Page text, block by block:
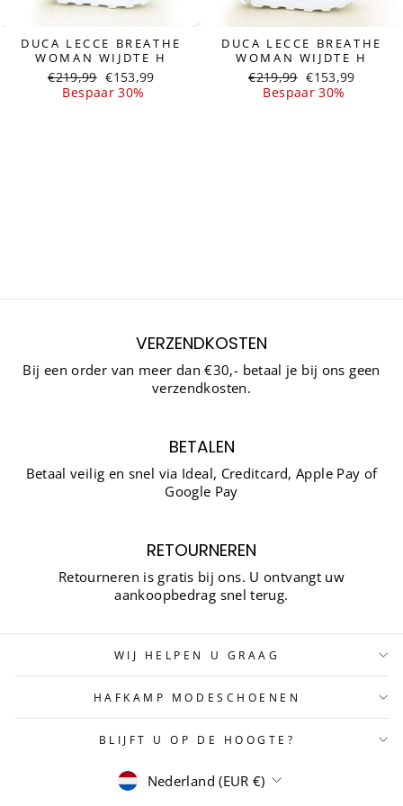
DUCA LECCE BREATHE
WOMAN WIJDTE H
Normale
prijs
€219,99 Sale
prijs
€153,99
Bespaar 30%
DUCA LECCE BREATHE
WOMAN WIJDTE H
Normale
prijs
€219,99 Sale
prijs
€153,99
Bespaar 30%
VERZENDKOSTEN
Bij een order van meer dan €30,- betaal je bij ons geen
verzendkosten.
BETALEN
Betaal veilig en snel via Ideal, Creditcard, Apple Pay of
Google Pay
RETOURNEREN
Retourneren is gratis bij ons. U ontvangt uw
aankoopbedrag snel terug.
WIJ HELPEN U GRAAG
HAFKAMP MODESCHOENEN
BLIJFT U OP DE HOOGTE?
MUNTEENHEID
Nederland (EUR €)